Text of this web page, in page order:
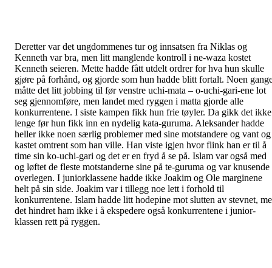
Deretter var det ungdommenes tur og innsatsen fra Niklas og
Kenneth var bra, men litt manglende kontroll i ne-waza kostet
Kenneth seieren. Mette hadde fått utdelt ordrer for hva hun skulle
gjøre på forhånd, og gjorde som hun hadde blitt fortalt. Noen
måtte det litt jobbing til før venstre uchi-mata – o-uchi-gari-ene lot
seg gjennomføre, men landet med ryggen i matta gjorde alle
konkurrentene. I siste kampen fikk hun frie tøyler. Da gikk det ikke
lenge før hun fikk inn en nydelig kata-guruma. Aleksander hadde
heller ikke noen særlig problemer med sine motstandere og vant og
kastet omtrent som han ville. Han viste igjen hvor flink han er til å
time sin ko-uchi-gari og det er en fryd å se på. Islam var også med
og løftet de fleste motstanderne sine på te-guruma og var knusende
overlegen. I juniorklassene hadde ikke Joakim og Ole marginene
helt på sin side. Joakim var i tillegg noe lett i forhold til
konkurrentene. Islam hadde litt hodepine mot slutten av stevnet,
det hindret ham ikke i å ekspedere også konkurrentene i junior-
klassen rett på ryggen.